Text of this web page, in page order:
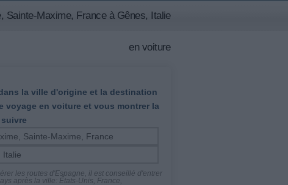
Sainte-Maxime, France à Gênes, Italie
en voiture
la ville d'origine et la destination
voyage en voiture et vous montrer la
les routes d'Espagne, il est conseillé d'entrer
après la ville: États-Unis, France,